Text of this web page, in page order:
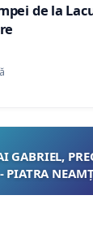
de la
PREOT ÎN
PIATRA